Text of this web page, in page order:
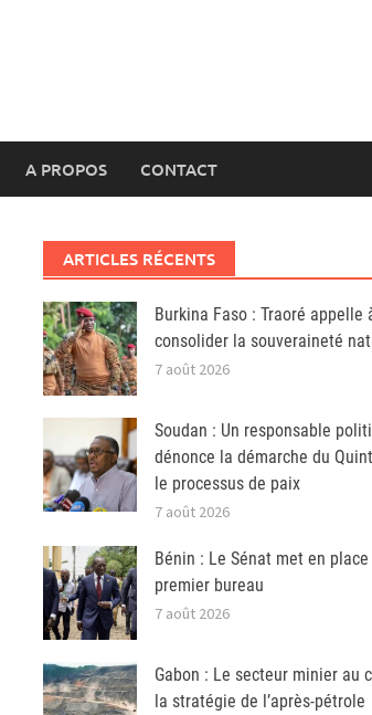
A PROPOS CONTACT
ARTICLES RÉCENTS
Burkina Faso : Traoré appelle
consolider la souveraineté
7 août 2026
Soudan : Un responsable
dénonce la démarche du
le processus de paix
7 août 2026
Bénin : Le Sénat met en place
premier bureau
7 août 2026
Gabon : Le secteur minier au
la stratégie de l’après-pétrole